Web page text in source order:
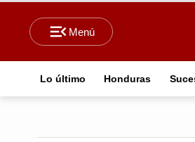
Lo último Honduras